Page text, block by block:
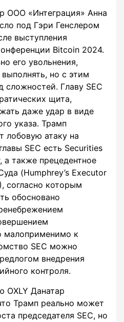
ООО «Интеграция» Анна
под Гэри Генслером
выступления
Bitcoin 2024.
его увольнения,
но с этим
сложностей. Главу SEC
щита,
даже удар в виде
указа. Трамп
лобовую атаку на
SEC есть Securities
а также прецедентное
(Humphrey’s Executor
согласно которым
обосновано
малоприменимо к
SEC можно
внедрения
контроля.
OXLY Данатар
Трамп реально может
председателя SEC, но